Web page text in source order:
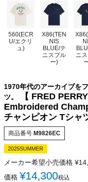
560(ECR
U/エクリ
ュ)
X86(TEN
NIS
BLUE/テ
ニスブル
ー)
ニ
1970年代のアーカイブを
ツ。
【 FRED
Embroidered
チャンピオン Tシャ
商品番号 M9826EC
2025SUMMER
メーカー希望小売価格 ¥
価格 ¥14,300税込